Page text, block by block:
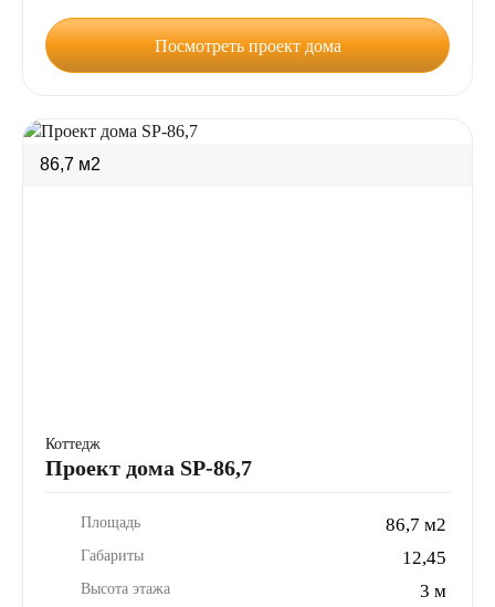
Посмотреть проект дома
86,7 м2
Коттедж
Проект дома SP-86,7
Площадь 86,7 м2
Габариты 12,45
Высота этажа 3 м